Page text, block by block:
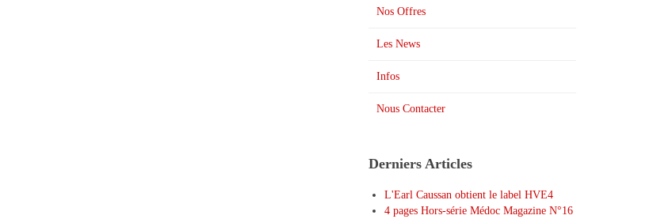
Nos Offres
Les News
Infos
Nous Contacter
Derniers Articles
L'Earl Caussan obtient le label HVE4
4 pages Hors-série Médoc Magazine N°16